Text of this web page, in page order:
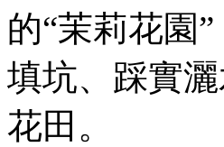
的“茉莉花園
填坑、踩
花田。